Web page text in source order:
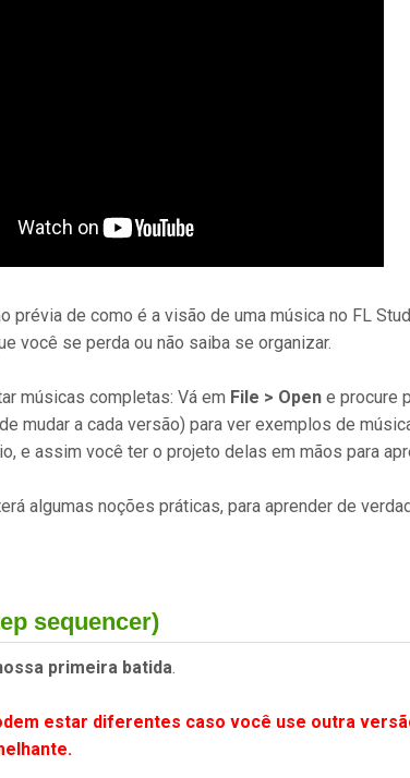
prévia de como é a visão de uma música no FL
você se perda ou não saiba se organizar.
músicas completas: Vá em File > Open e procure
mudar a cada versão) para ver exemplos de
e assim você ter o projeto delas em mãos para
algumas noções práticas, para aprender de
sequencer)
primeira batida.
estar diferentes caso você use outra